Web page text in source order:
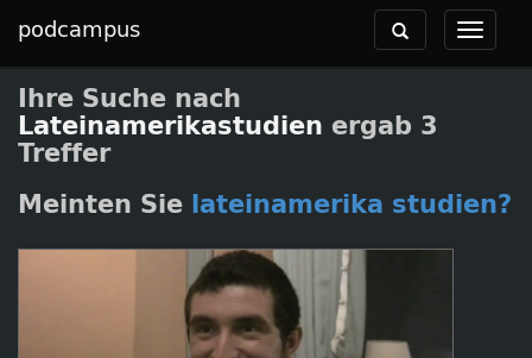
podcampus
Toggle
Toggle
navigation
Ihre Suche nach
Lateinamerikastudien ergab 3
Treffer
Meinten Sie
lateinamerika studien?